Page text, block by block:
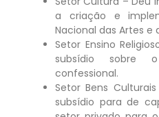
a criação e
Nacional das Artes e
Setor Ensino
subsídio sobre
confessional.
Setor Bens
subsídio para de